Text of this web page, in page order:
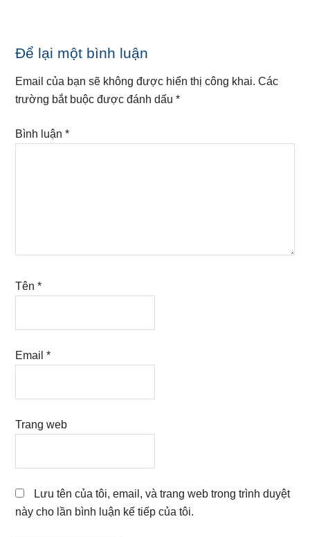
Reader
Interactions
Để lại một bình luận
Email của bạn sẽ không được hiển thị công khai. Các
trường bắt buộc được đánh dấu*
Bình luận*
Tên*
Email*
Trang web
Lưu tên của tôi, email, và trang web trong trình duyệt
này cho lần bình luận kế tiếp của tôi.